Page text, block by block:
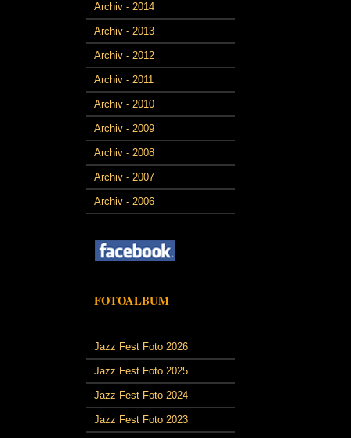
Archiv - 2014
Archiv - 2013
Archiv - 2012
Archiv - 2011
Archiv - 2010
Archiv - 2009
Archiv - 2008
Archiv - 2007
Archiv - 2006
FOTOALBUM
Jazz Fest Foto 2026
Jazz Fest Foto 2025
Jazz Fest Foto 2024
Jazz Fest Foto 2023